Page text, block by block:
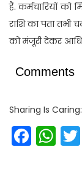
हैं. कर्मचारियों को
राशि का पता तभी
को मंजूरी देकर
Comments
Sharing Is Caring: